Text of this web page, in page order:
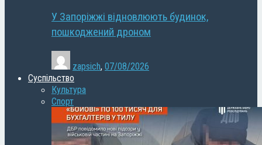
У Запоріжжі відновлюють будинок,
пошкоджений дроном
zapsich, 07/08/2026
Суспільство
Культура
Спорт